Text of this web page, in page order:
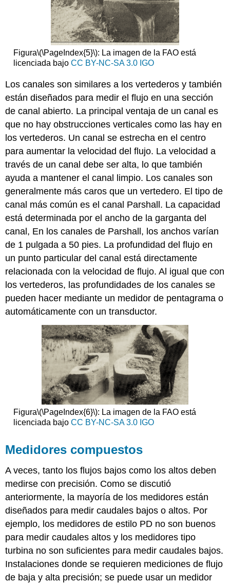
Figura\(\PageIndex{5}\): La imagen de la FAO está
licenciada bajo CC BY-NC-SA 3.0 IGO
Los canales son similares a los vertederos y también
están diseñados para medir el flujo en una sección
de canal abierto. La principal ventaja de un canal es
que no hay obstrucciones verticales como las hay en
los vertederos. Un canal se estrecha en el centro
para aumentar la velocidad del flujo. La velocidad a
través de un canal debe ser alta, lo que también
ayuda a mantener el canal limpio. Los canales son
generalmente más caros que un vertedero. El tipo de
canal más común es el canal Parshall. La capacidad
está determinada por el ancho de la garganta del
canal, En los canales de Parshall, los anchos varían
de 1 pulgada a 50 pies. La profundidad del flujo en
un punto particular del canal está directamente
relacionada con la velocidad de flujo. Al igual que con
los vertederos, las profundidades de los canales se
pueden hacer mediante un medidor de pentagrama o
automáticamente con un transductor.
Figura\(\PageIndex{6}\): La imagen de la FAO está
licenciada bajo CC BY-NC-SA 3.0 IGO
Medidores compuestos
A veces, tanto los flujos bajos como los altos deben
medirse con precisión. Como se discutió
anteriormente, la mayoría de los medidores están
diseñados para medir caudales bajos o altos. Por
ejemplo, los medidores de estilo PD no son buenos
para medir caudales altos y los medidores tipo
turbina no son suficientes para medir caudales bajos.
Instalaciones donde se requieren mediciones de flujo
de baja y alta precisión; se puede usar un medidor